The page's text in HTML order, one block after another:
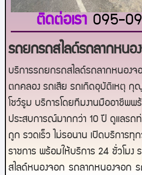
ติดต่อเรา 095-
รถยกรถสไลด์รถลากหนอ
บริการรถยกรถสไลด์รถลากหนอง
ตกคลอง รถเสีย รถเกิดอุบัติเหตุ กุ
โชว์รูม บริการโดยทีมงานมืออาชีพพ
ประสบการณ์มากกว่า 10 ปี ดูแลรถท่
ถูก รวดเร็ว ไม่รอนาน เปิดบริการทุ
ราชการ พร้อมให้บริการ 24 ชั่วโมง
สไลด์หนองจอก รถลากหนองจอก ร